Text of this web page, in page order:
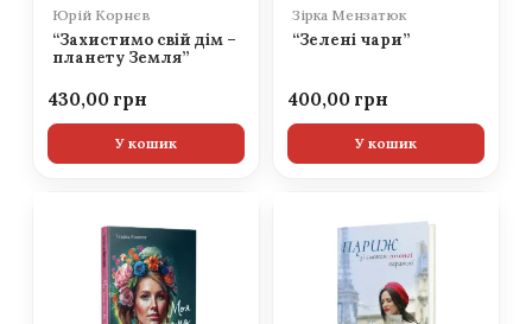
Юрій Корнєв
“Захистимо свій дім –
планету Земля”
430,00
У кошик
Зірка Мензатюк
“Зелені чари”
400,00
У кошик